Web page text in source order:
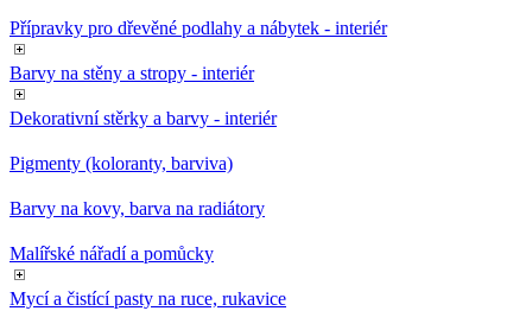
Přípravky pro dřevěné podlahy a nábytek - interiér
Barvy na stěny a stropy - interiér
Dekorativní stěrky a barvy - interiér
Pigmenty (koloranty, barviva)
Barvy na kovy, barva na radiátory
Malířské nářadí a pomůcky
Mycí a čistící pasty na ruce, rukavice